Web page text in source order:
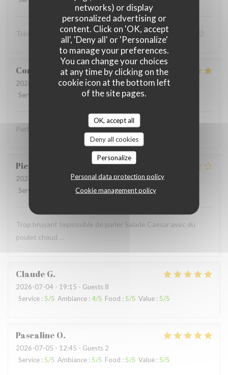
networks) or display
personalized advertising or
content. Click on 'OK, accept
all', 'Deny all' or 'Personalize'
to manage your preferences.
You can change your choices
at any time by clicking on the
cookie icon at the bottom left
of the site pages.
OK, accept all
Deny all cookies
Personalize
Personal data protection policy
Cookie management policy
Très bon accueil et patron super sympa Personnel au top😉
Coralie
2026-07-05
- 12:15 - Guests 4
Service
Ambiance: 5/5 Food :5/5 Value
Parfait comme toujours !
Pierre
2026-07-05
- 12:30 - Guests 9
Service
Ambiance:1/5 Food:2/5 Value:
Trop bruyant Impossible de parler Salade Caesar avec du
poulet chaud …
Claude G
2026-07-04 - 19:15 - Guests 8
Service : 5/5 Ambiance : 4/5 Food : 5/5 Value :5/5
Pascaline O
2026-07-05 - 12:45 - Guests 2
Service : 5/5 Ambiance : 5/5 Food : 5/5 Value : 5/5